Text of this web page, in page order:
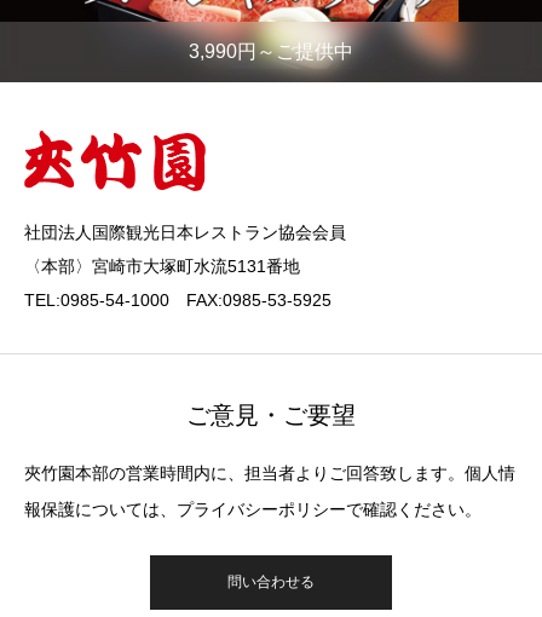
3,990円～ご提供中
社団法人国際観光日本レストラン協会会員
〈本部〉宮崎市大塚町水流5131番地
TEL:0985-54-1000 FAX:0985-53-5925
ご意見・ご要望
夾竹園本部の営業時間内に、担当者よりご回答致します。個人情
報保護については、プライバシーポリシーで確認ください。
問い合わせる